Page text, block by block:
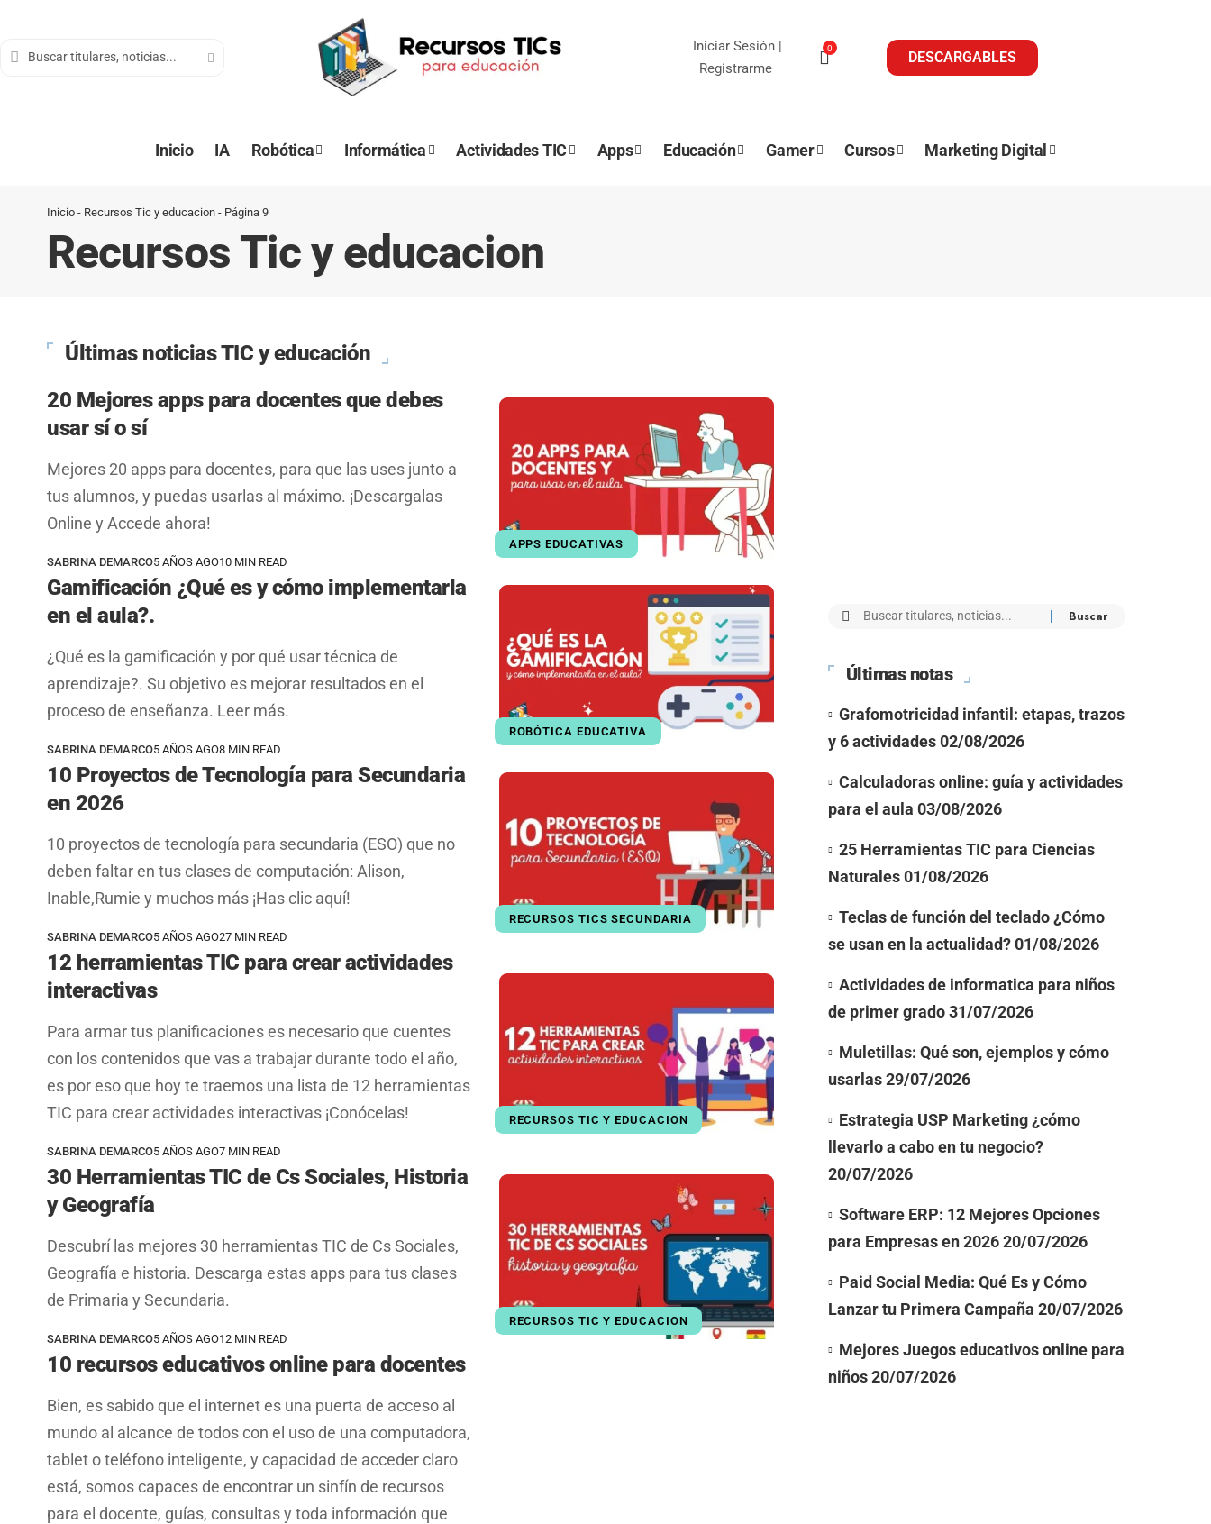
Iniciar Sesión|
Registrarme
0
DESCARGABLES
Inicio IA Robótica Informática Actividades TIC Apps Educación Gamer Cursos Marketing Digital
Inicio - Recursos Tic y educacion - Página 9
Recursos Tic y educacion
Últimas noticias TIC y educación
APPS EDUCATIVAS
20 Mejores apps para docentes que debes
usar sí o sí
Mejores 20 apps para docentes, para que las uses junto a
tus alumnos, y puedas usarlas al máximo. ¡Descargalas
Online y Accede ahora!
SABRINA DEMARCO5 AÑOS AGO10 MIN READ
ROBÓTICA EDUCATIVA
Gamificación ¿Qué es y cómo implementarla
en el aula?.
¿Qué es la gamificación y por qué usar técnica de
aprendizaje?. Su objetivo es mejorar resultados en el
proceso de enseñanza. Leer más.
SABRINA DEMARCO5 AÑOS AGO8 MIN READ
RECURSOS TICS SECUNDARIA
10 Proyectos de Tecnología para Secundaria
en 2026
10 proyectos de tecnología para secundaria (ESO) que no
deben faltar en tus clases de computación: Alison,
Inable,Rumie y muchos más ¡Has clic aquí!
SABRINA DEMARCO5 AÑOS AGO27 MIN READ
RECURSOS TIC Y EDUCACION
12 herramientas TIC para crear actividades
interactivas
Para armar tus planificaciones es necesario que cuentes
con los contenidos que vas a trabajar durante todo el año,
es por eso que hoy te traemos una lista de 12 herramientas
TIC para crear actividades interactivas ¡Conócelas!
SABRINA DEMARCO5 AÑOS AGO7 MIN READ
RECURSOS TIC Y EDUCACION
30 Herramientas TIC de Cs Sociales, Historia
y Geografía
Descubrí las mejores 30 herramientas TIC de Cs Sociales,
Geografía e historia. Descarga estas apps para tus clases
de Primaria y Secundaria.
SABRINA DEMARCO5 AÑOS AGO12 MIN READ
10 recursos educativos online para docentes
Bien, es sabido que el internet es una puerta de acceso al
mundo al alcance de todos con el uso de una computadora,
tablet o teléfono inteligente, y capacidad de acceder claro
está, somos capaces de encontrar un sinfín de recursos
para el docente, guías, consultas y toda información que
Últimas notas
Grafomotricidad infantil: etapas, trazos
y 6 actividades 02/08/2026
Calculadoras online: guía y actividades
para el aula 03/08/2026
25 Herramientas TIC para Ciencias
Naturales 01/08/2026
Teclas de función del teclado ¿Cómo
se usan en la actualidad? 01/08/2026
Actividades de informatica para niños
de primer grado 31/07/2026
Muletillas: Qué son, ejemplos y cómo
usarlas 29/07/2026
Estrategia USP Marketing ¿cómo
llevarlo a cabo en tu negocio?
20/07/2026
Software ERP: 12 Mejores Opciones
para Empresas en 2026 20/07/2026
Paid Social Media: Qué Es y Cómo
Lanzar tu Primera Campaña 20/07/2026
Mejores Juegos educativos online para
niños 20/07/2026